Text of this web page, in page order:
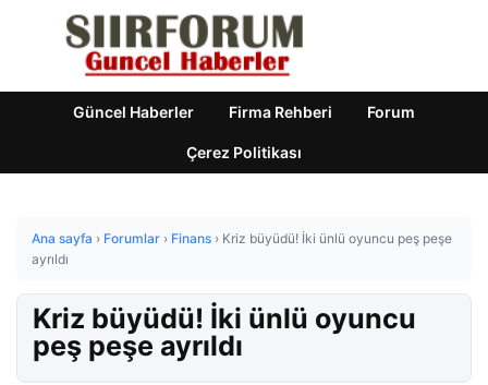
Güncel Haberler Firma Rehberi Forum
Çerez Politikası
Ana sayfa › Forumlar › Finans › Kriz büyüdü! İki ünlü oyuncu peş peşe
ayrıldı
Kriz büyüdü! İki ünlü oyuncu
peş peşe ayrıldı